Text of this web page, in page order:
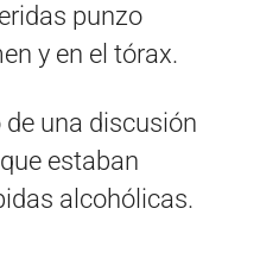
punzo
y en el tórax.
una discusión
estaban
alcohólicas.